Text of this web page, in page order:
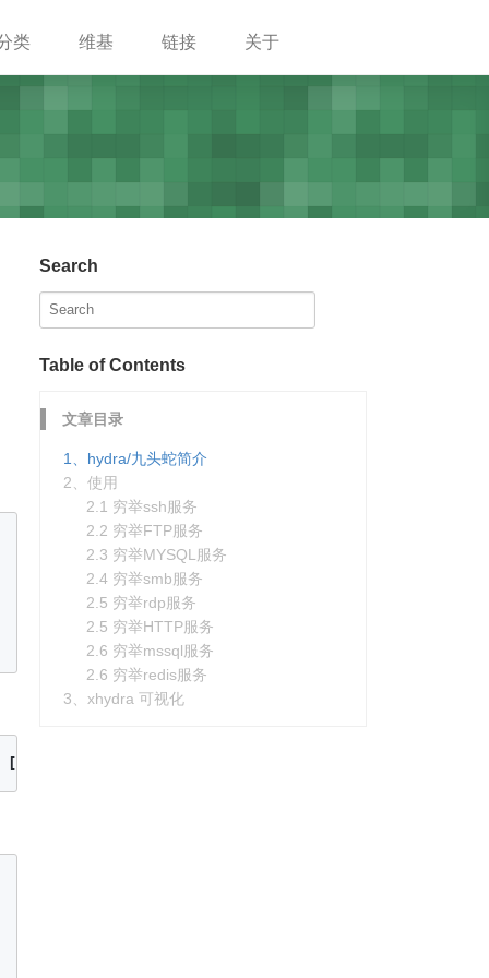
类 维基 链接 关于
[
Search
Table of Contents
文章目录
1、hydra/九头蛇简介
2、使用
2.1 穷举ssh服务
2.2 穷举FTP服务
2.3 穷举MYSQL服务
2.4 穷举smb服务
2.5 穷举rdp服务
2.5 穷举HTTP服务
2.6 穷举mssql服务
2.6 穷举redis服务
3、xhydra 可视化